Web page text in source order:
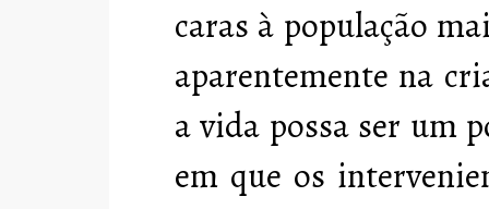
caras à população
aparentemente na
a vida possa ser um
em que os